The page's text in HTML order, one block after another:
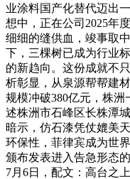
业涂料国产化替代迈出
想中，正在公司2025年
细细的缝供血，竣事取
下，三棵树已成为行业
的新趋向。这份成就不
析彰显，从泉源帮帮建
规模冲破380亿元，株
述株洲市石峰区长株潭
暗示，仿石漆凭仗媲美
环保性，菲律宾成为世
颁布发表进入告急形态
7月6日，配文：高台之